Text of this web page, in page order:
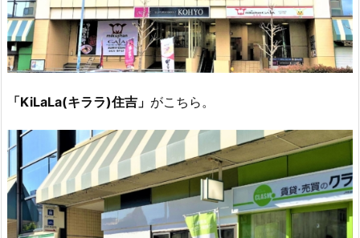
「KiLaLa(キララ)住吉」 がこちら。